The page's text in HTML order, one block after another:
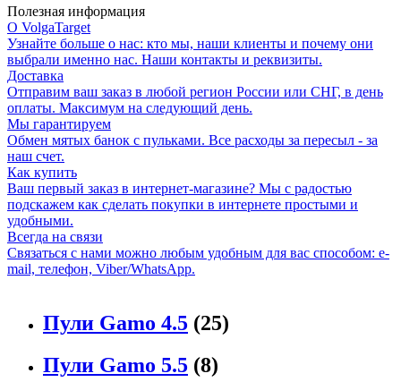
Полезная информация
О VolgaTarget
Узнайте больше о нас: кто мы, наши клиенты и почему они
выбрали именно нас. Наши контакты и реквизиты.
Доставка
Отправим ваш заказ в любой регион России или СНГ, в день
оплаты. Максимум на следующий день.
Мы гарантируем
Обмен мятых банок с пульками. Все расходы за пересыл - за
наш счет.
Как купить
Ваш первый заказ в интернет-магазине? Мы с радостью
подскажем как сделать покупки в интернете простыми и
удобными.
Всегда на связи
Связаться с нами можно любым удобным для вас способом: e-
mail, телефон, Viber/WhatsApp.
Пули Gamo 4.5 (25)
Пули Gamo 5.5 (8)